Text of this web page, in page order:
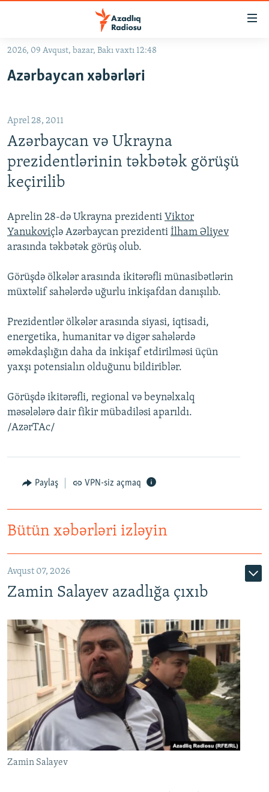
Əsas
qayıt
qayıt
Axtarışa
#ƏSLINDƏ
FƏRQƏ BAX
QANUNI DOĞRU
ARAŞDIRMA
MULTIMEDIA
VIDEO
İNFOQRAFIKA
RADIO ARXIV
AZƏRBAYCAN ƏDƏBIYYATI KITABXANASI
İZ - MƏDƏNIYYƏT PROQRAMI
MISSIYAMIZ
MATERIALLARIMIZDAN ISTIFADƏ
AZADLIQRADIOSU MOBIL TELEFONUNUZDA
BIZIMLƏ ƏLAQƏ
BIZI IZLƏ
RFE/RL-in bütün saytları
2026, 09 Avqust, bazar, Bakı vaxtı 12:48
Azərbaycan xəbərləri
Aprel 28, 2011
Azərbaycan və Ukrayna
prezidentlərinin təkbətək görüşü
keçirilib
Aprelin 28-də Ukrayna prezidenti Viktor
Yanukoviçlə Azərbaycan prezidenti İlham Əliyev
arasında təkbətək görüş olub.
Görüşdə ölkələr arasında ikitərəfli münasibətlərin
müxtəlif sahələrdə uğurlu inkişafdan danışılıb.
Prezidentlər ölkələr arasında siyasi, iqtisadi,
energetika, humanitar və digər sahələrdə
əməkdaşlığın daha da inkişaf etdirilməsi üçün
yaxşı potensialın olduğunu bildiriblər.
Görüşdə ikitərəfli, regional və beynəlxalq
məsələlərə dair fikir mübadiləsi aparıldı.
/AzərTAc/
Paylaş VPN-siz açmaq
Bütün xəbərləri izləyin
Avqust 07, 2026
Zamin Salayev azadlığa çıxıb
Zamin Salayev